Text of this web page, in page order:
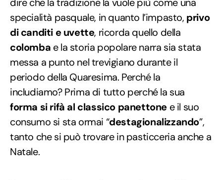
dire che la tradizione la vuole più come una
specialità pasquale, in quanto l’impasto, privo
di canditi e uvette, ricorda quello della
colomba e la storia popolare narra sia stata
messa a punto nel trevigiano durante il
periodo della Quaresima. Perché la
includiamo? Prima di tutto perché la sua
forma si rifà al classico panettone e il suo
consumo si sta ormai “destagionalizzando”,
tanto che si può trovare in pasticceria anche a
Natale.